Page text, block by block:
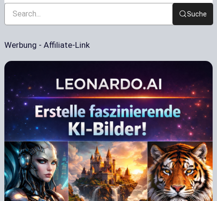
Suche
Werbung - Affiliate-Link